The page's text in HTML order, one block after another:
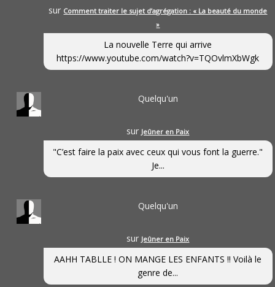
sur Comment traiter le sujet d’agrégation : « La beauté du monde
»
La nouvelle Terre qui arrive
https://www.youtube.com/watch?v=TQOvlmXbWgk
Quelqu'un
sur Jeûner en Paix
"C’est faire la paix avec ceux qui vous font la guerre."
Je...
Quelqu'un
sur Jeûner en Paix
AAHH TABLLE ! ON MANGE LES ENFANTS !! Voilà le
genre de...